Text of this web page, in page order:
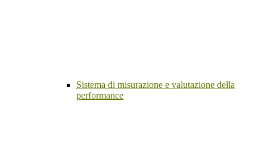
Sistema di misurazione e valutazione della
performance